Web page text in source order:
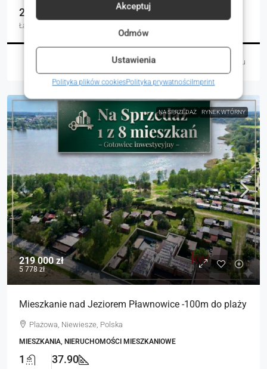
Akceptuj
Odmów
Ustawienia
Polityka plików cookiesPolityka prywatnościImprint
2
Łazienki
2 dni temu
NA SPRZEDAŻ RYNEK WTÓRNY
219 000 zł
5 778 zł
Mieszkanie nad Jeziorem Pławnowice -100m do plaży
Plażowa, Niewiesze, Polska
MIESZKANIA, NIERUCHOMOŚCI MIESZKANIOWE
1 37.90